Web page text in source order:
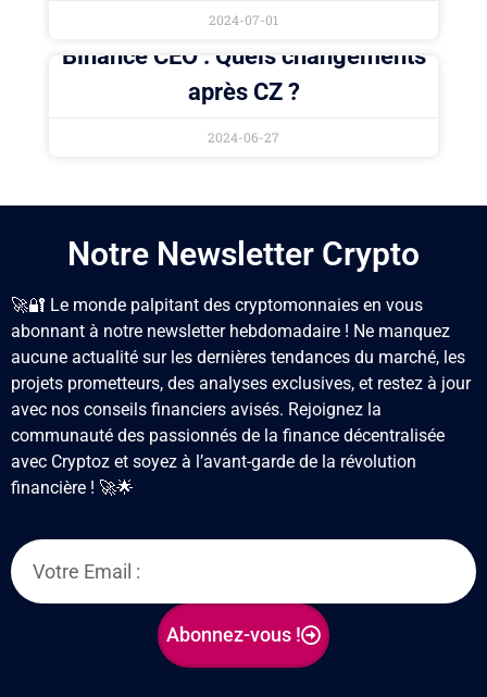
2024-07-01
Binance CEO : Quels changements
après CZ ?
2024-06-27
Notre Newsletter Crypto
🚀🔐 Le monde palpitant des cryptomonnaies en vous
abonnant à notre newsletter hebdomadaire ! Ne manquez
aucune actualité sur les dernières tendances du marché, les
projets prometteurs, des analyses exclusives, et restez à jour
avec nos conseils financiers avisés. Rejoignez la
communauté des passionnés de la finance décentralisée
avec Cryptoz et soyez à l’avant-garde de la révolution
financière ! 🚀🌟
Abonnez-vous !